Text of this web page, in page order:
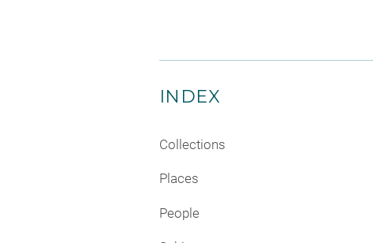
INDEX
Collections
Places
People